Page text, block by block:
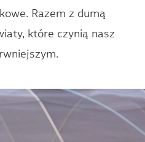
Razem z dumą
które czynią nasz